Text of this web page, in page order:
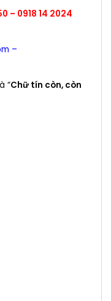
– 0918 14 2024
–
“Chữ tín còn, còn